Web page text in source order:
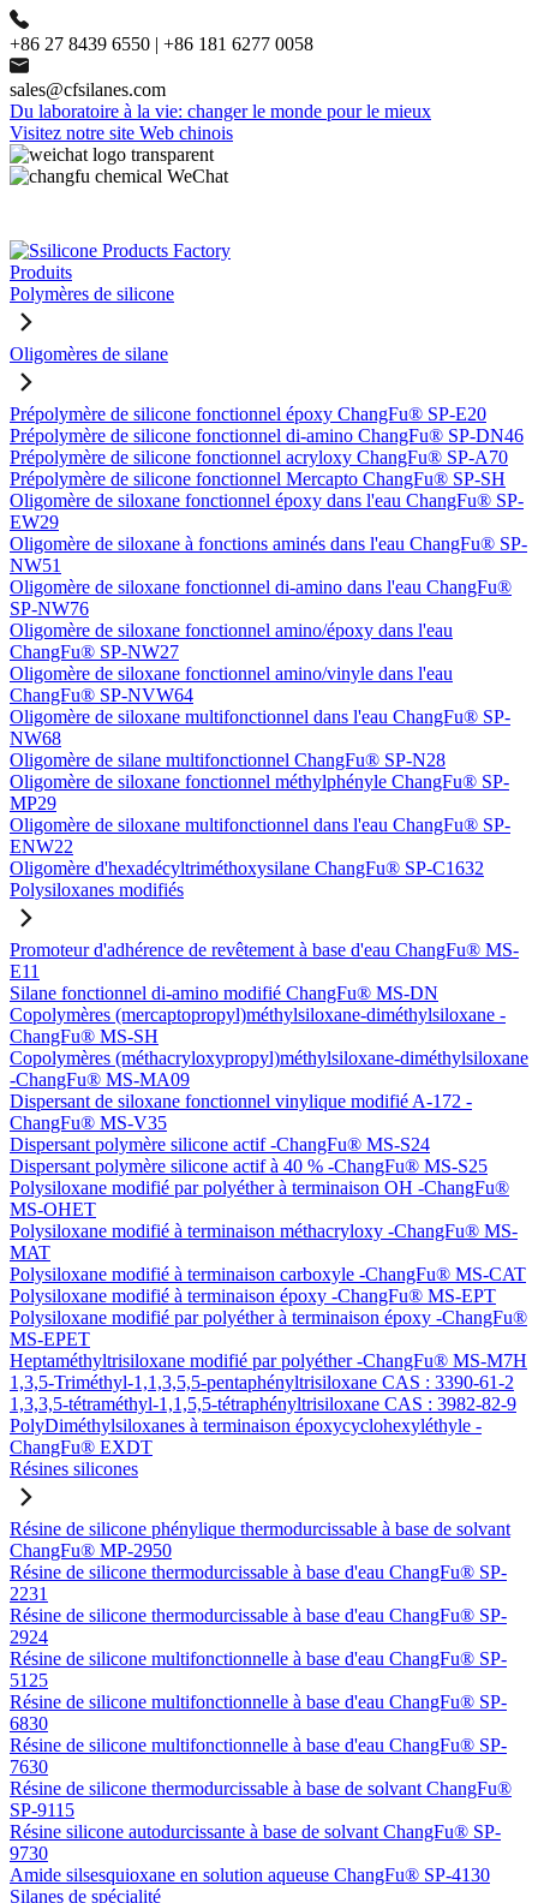
+86 27 8439 6550 | +86 181 6277 0058
sales@cfsilanes.com
Du laboratoire à la vie: changer le monde pour le mieux
Visitez notre site Web chinois
Produits
Polymères de silicone
Oligomères de silane
Prépolymère de silicone fonctionnel époxy ChangFu® SP-E20
Prépolymère de silicone fonctionnel di-amino ChangFu® SP-DN46
Prépolymère de silicone fonctionnel acryloxy ChangFu® SP-A70
Prépolymère de silicone fonctionnel Mercapto ChangFu® SP-SH
Oligomère de siloxane fonctionnel époxy dans l'eau ChangFu® SP-
EW29
Oligomère de siloxane à fonctions aminés dans l'eau ChangFu® SP-
NW51
Oligomère de siloxane fonctionnel di-amino dans l'eau ChangFu®
SP-NW76
Oligomère de siloxane fonctionnel amino/époxy dans l'eau
ChangFu® SP-NW27
Oligomère de siloxane fonctionnel amino/vinyle dans l'eau
ChangFu® SP-NVW64
Oligomère de siloxane multifonctionnel dans l'eau ChangFu® SP-
NW68
Oligomère de silane multifonctionnel ChangFu® SP-N28
Oligomère de siloxane fonctionnel méthylphényle ChangFu® SP-
MP29
Oligomère de siloxane multifonctionnel dans l'eau ChangFu® SP-
ENW22
Oligomère d'hexadécyltriméthoxysilane ChangFu® SP-C1632
Polysiloxanes modifiés
Promoteur d'adhérence de revêtement à base d'eau ChangFu® MS-
E11
Silane fonctionnel di-amino modifié ChangFu® MS-DN
Copolymères (mercaptopropyl)méthylsiloxane-diméthylsiloxane -
ChangFu® MS-SH
Copolymères (méthacryloxypropyl)méthylsiloxane-diméthylsiloxane
-ChangFu® MS-MA09
Dispersant de siloxane fonctionnel vinylique modifié A-172 -
ChangFu® MS-V35
Dispersant polymère silicone actif -ChangFu® MS-S24
Dispersant polymère silicone actif à 40 % -ChangFu® MS-S25
Polysiloxane modifié par polyéther à terminaison OH -ChangFu®
MS-OHET
Polysiloxane modifié à terminaison méthacryloxy -ChangFu® MS-
MAT
Polysiloxane modifié à terminaison carboxyle -ChangFu® MS-CAT
Polysiloxane modifié à terminaison époxy -ChangFu® MS-EPT
Polysiloxane modifié par polyéther à terminaison époxy -ChangFu®
MS-EPET
Heptaméthyltrisiloxane modifié par polyéther -ChangFu® MS-M7H
1,3,5-Triméthyl-1,1,3,5,5-pentaphényltrisiloxane CAS : 3390-61-2
1,3,3,5-tétraméthyl-1,1,5,5-tétraphényltrisiloxane CAS : 3982-82-9
PolyDiméthylsiloxanes à terminaison époxycyclohexyléthyle -
ChangFu® EXDT
Résines silicones
Résine de silicone phénylique thermodurcissable à base de solvant
ChangFu® MP-2950
Résine de silicone thermodurcissable à base d'eau ChangFu® SP-
2231
Résine de silicone thermodurcissable à base d'eau ChangFu® SP-
2924
Résine de silicone multifonctionnelle à base d'eau ChangFu® SP-
5125
Résine de silicone multifonctionnelle à base d'eau ChangFu® SP-
6830
Résine de silicone multifonctionnelle à base d'eau ChangFu® SP-
7630
Résine de silicone thermodurcissable à base de solvant ChangFu®
SP-9115
Résine silicone autodurcissante à base de solvant ChangFu® SP-
9730
Amide silsesquioxane en solution aqueuse ChangFu® SP-4130
Silanes de spécialité